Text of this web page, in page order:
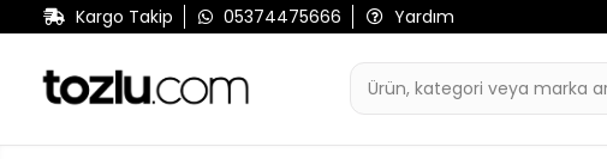
Kargo Takip 05374475666 Yardım